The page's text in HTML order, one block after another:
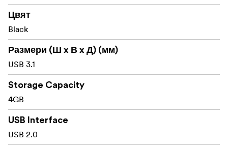
Лесен дизайн за включване и работа
Компактен и лесен за носене
Включва инструмент за управление на данни
JetFlash elite
Съвместим с Windows 7, Vista, XP, 2000
Ограничена доживотна гаранция
Цвят
Black
Размери (Ш x В x Д) (мм)
USB 3.1
Storage Capacity
4GB
USB Interface
USB 2.0